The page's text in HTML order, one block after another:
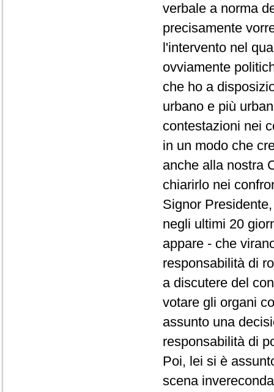
verbale a norma
precisamente
l'intervento nel
ovviamente
che ho a
urbano e più
contestazioni nei
in un modo che
anche alla nostra
chiarirlo nei
Signor
negli ultimi 20
appare - che
responsabilità di
a discutere del
votare gli organi
assunto una
responsabilità di
Poi, lei si è
scena